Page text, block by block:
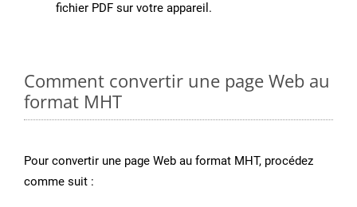
fichier PDF sur votre appareil.
Comment convertir une page Web au
format MHT
Pour convertir une page Web au format MHT, procédez
comme suit :